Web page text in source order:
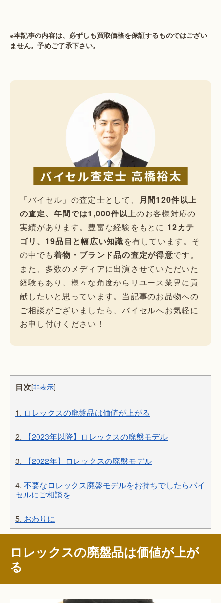
※本記事の内容は、必ずしも買取価格を保証するものではござい
ません。予めご了承下さい。
「バイセル」の査定士として、
月間120件以上
の査定、年間では1,000件以上のお客様対応の
実績があります。豊富な経験をもとに 12カテ
ゴリ、19品目と幅広い知識を有しています。そ
の中でも着物・ブランド品の査定が得意です。
また、多数のメディアに出演させていただいた
経験もあり、様々な角度からリユース業界に貢
献したいと思っています。当記事のお品物への
ご相談がございましたら、バイセルへお気軽に
お申し付けください！
目次[非表示]
1. ロレックスの廃盤品は価値が上がる
2. 【2023年以降】ロレックスの廃盤モデル
3. 【2022年】ロレックスの廃盤モデル
4. 不要なロレックス廃盤モデルをお持ちでしたらバイ
セルにご相談を
5. おわりに
ロレックスの廃盤品は価値が上が
る